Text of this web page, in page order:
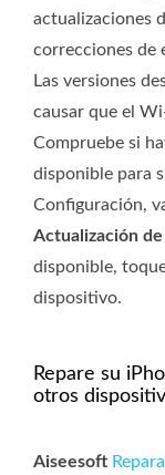
actualizaciones
correcciones de
Las versiones
causar que el
Compruebe si
disponible para
Configuración,
Actualización
disponible,
dispositivo.
Repare su
otros
Aiseesoft